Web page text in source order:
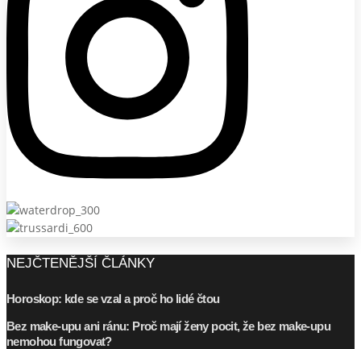
NEJČTENĚJŠÍ ČLÁNKY
Horoskop: kde se vzal a proč ho lidé čtou
Bez make-upu ani ránu: Proč mají ženy pocit, že bez make-upu
nemohou fungovat?